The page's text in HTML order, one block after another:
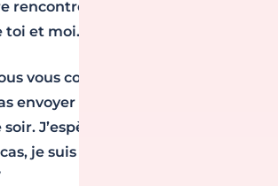
rencontre… et à tout ce que nous
et moi. 😈”
vous connaîtrez un peu mieux,
envoyer par sms : “J’ai fait ton
J’espère qu’il te plaira, mais si
je suis sûre que tu apprécieras